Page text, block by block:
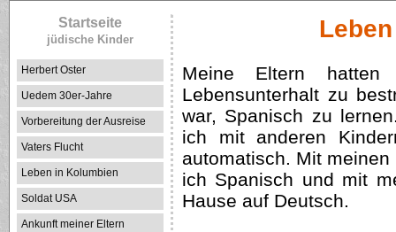
Startseite
jüdische Kinder
Herbert Oster
Uedem 30er-Jahre
Vorbereitung der Ausreise
Vaters Flucht
Leben in Kolumbien
Soldat USA
Ankunft meiner Eltern
Meine Eltern hatten
Lebensunterhalt zu
war, Spanisch zu
ich mit anderen
automatisch. Mit
ich Spanisch und mit
Hause auf Deutsch.